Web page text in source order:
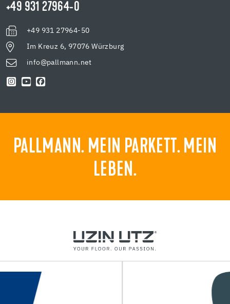
+49 931 27964-0
+49 931 27964-50
Im Kreuz 6, 97076 Würzburg
info@pallmann.net
PALLMANN. MEIN PARKETT. MEIN
LEBEN.